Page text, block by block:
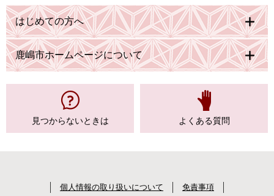
はじめての方へ
鹿嶋市ホームページについて
見つからないときは よくある質問
個人情報の取り扱いについて 免責事項